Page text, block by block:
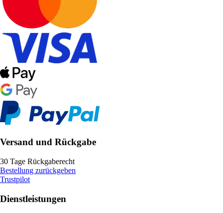
Versand und Rückgabe
30 Tage Rückgaberecht
Bestellung zurückgeben
Trustpilot
Dienstleistungen